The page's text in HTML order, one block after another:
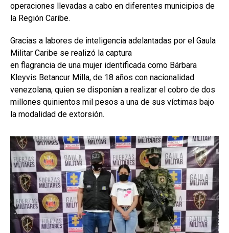
operaciones llevadas a cabo en diferentes municipios de
la Región Caribe.
Gracias a labores de inteligencia adelantadas por el Gaula
Militar Caribe se realizó la captura
en flagrancia de una mujer identificada como Bárbara
Kleyvis Betancur Milla, de 18 años con nacionalidad
venezolana, quien se disponían a realizar el cobro de dos
millones quinientos mil pesos a una de sus víctimas bajo
la modalidad de extorsión.